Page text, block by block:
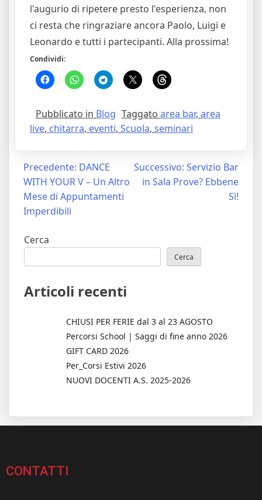
l'augurio di ripetere presto l'esperienza, non
ci resta che ringraziare ancora Paolo, Luigi e
Leonardo e tutti i partecipanti. Alla prossima!
Condividi:
Pubblicato in Blog Taggato area bar, area
live, chitarra, eventi, Scuola, seminari
Navigazione
articoli
Precedente: DANCE
WITH YOUR V – Un Altro
Mese di Appuntamenti
Imperdibili
Successivo: Servizio Bar
in Sala Prove? Ebbene
Sì!
Cerca
Cerca
Articoli recenti
CHIUSI PER FERIE dal 3 al 23 AGOSTO
Percorsi School | Saggi di fine anno 2026
GIFT CARD 2026
Per_Corsi Estivi 2026
NUOVI DOCENTI A.S. 2025-2026
CONTATTI